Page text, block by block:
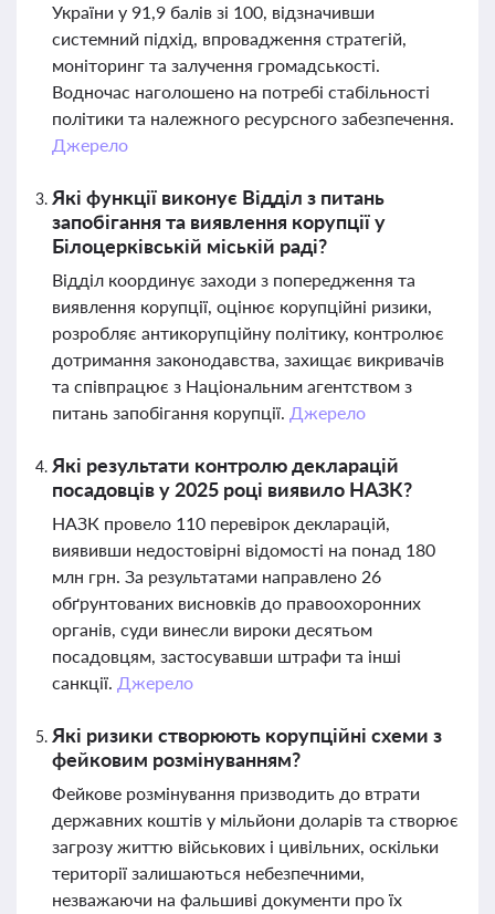
України у 91,9 балів зі 100, відзначивши
системний підхід, впровадження стратегій,
моніторинг та залучення громадськості.
Водночас наголошено на потребі стабільності
політики та належного ресурсного забезпечення.
Джерело
Які функції виконує Відділ з питань
запобігання та виявлення корупції у
Білоцерківській міській раді?
Відділ координує заходи з попередження та
виявлення корупції, оцінює корупційні ризики,
розробляє антикорупційну політику, контролює
дотримання законодавства, захищає викривачів
та співпрацює з Національним агентством з
питань запобігання корупції. Джерело
Які результати контролю декларацій
посадовців у 2025 році виявило НАЗК?
НАЗК провело 110 перевірок декларацій,
виявивши недостовірні відомості на понад 180
млн грн. За результатами направлено 26
обґрунтованих висновків до правоохоронних
органів, суди винесли вироки десятьом
посадовцям, застосувавши штрафи та інші
санкції. Джерело
Які ризики створюють корупційні схеми з
фейковим розмінуванням?
Фейкове розмінування призводить до втрати
державних коштів у мільйони доларів та створює
загрозу життю військових і цивільних, оскільки
території залишаються небезпечними,
незважаючи на фальшиві документи про їх